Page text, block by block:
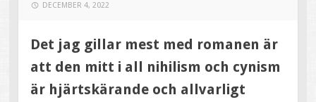
DECEMBER 4, 2022
Det jag gillar mest med romanen är
att den mitt i all nihilism och cynism
är hjärtskärande och allvarligt